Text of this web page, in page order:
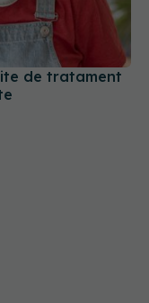
de tratament